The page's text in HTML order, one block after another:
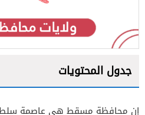
جدول المحتويات
إن محافظة مسقط هي عاصمة